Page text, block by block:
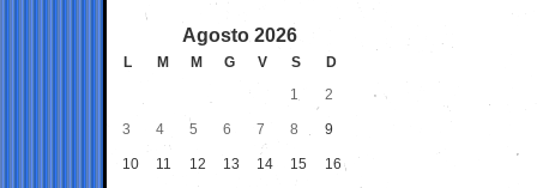
Agosto 2026
L M M G V S
D
1
2
3 4 5 6 7 8 9
10 11 12 13 14 15 16